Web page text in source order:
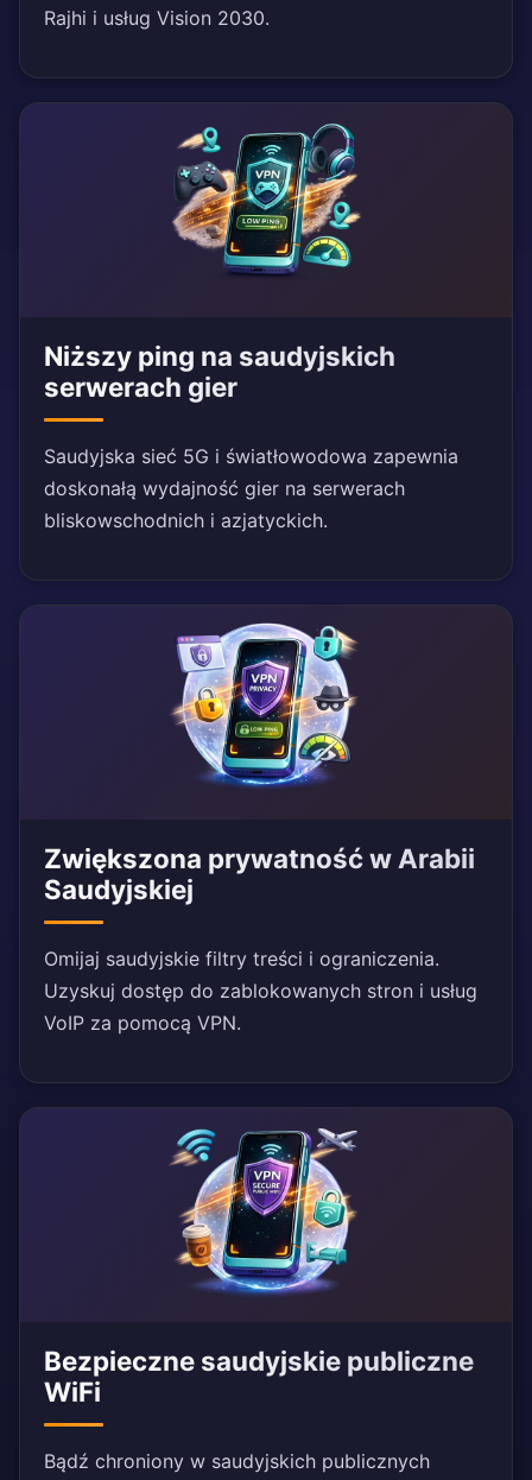
Rajhi i usług Vision 2030.
Niższy ping na saudyjskich
serwerach gier
Saudyjska sieć 5G i światłowodowa zapewnia
doskonałą wydajność gier na serwerach
bliskowschodnich i azjatyckich.
Zwiększona prywatność w Arabii
Saudyjskiej
Omijaj saudyjskie filtry treści i ograniczenia.
Uzyskuj dostęp do zablokowanych stron i usług
VoIP za pomocą VPN.
Bezpieczne saudyjskie publiczne
WiFi
Bądź chroniony w saudyjskich publicznych